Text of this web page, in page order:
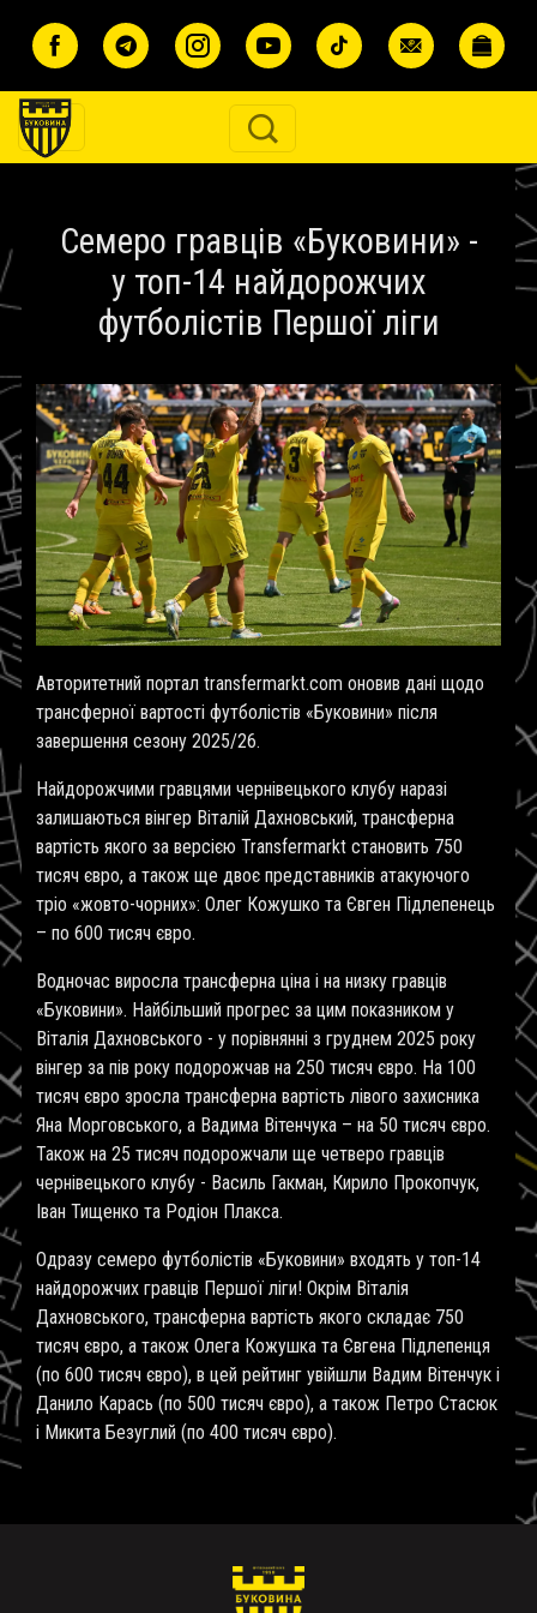
Семеро гравців «Буковини» -
у топ-14 найдорожчих
футболістів Першої ліги
Авторитетний портал transfermarkt.com оновив дані щодо
трансферної вартості футболістів «Буковини» після
завершення сезону 2025/26.
Найдорожчими гравцями чернівецького клубу наразі
залишаються вінгер Віталій Дахновський, трансферна
вартість якого за версією Transfermarkt становить 750
тисяч євро, а також ще двоє представників атакуючого
тріо «жовто-чорних»: Олег Кожушко та Євген Підлепенець
– по 600 тисяч євро.
Водночас виросла трансферна ціна і на низку гравців
«Буковини». Найбільший прогрес за цим показником у
Віталія Дахновського - у порівнянні з груднем 2025 року
вінгер за пів року подорожчав на 250 тисяч євро. На 100
тисяч євро зросла трансферна вартість лівого захисника
Яна Морговського, а Вадима Вітенчука – на 50 тисяч євро.
Також на 25 тисяч подорожчали ще четверо гравців
чернівецького клубу - Василь Гакман, Кирило Прокопчук,
Іван Тищенко та Родіон Плакса.
Одразу семеро футболістів «Буковини» входять у топ-14
найдорожчих гравців Першої ліги! Окрім Віталія
Дахновського, трансферна вартість якого складає 750
тисяч євро, а також Олега Кожушка та Євгена Підлепенця
(по 600 тисяч євро), в цей рейтинг увійшли Вадим Вітенчук і
Данило Карась (по 500 тисяч євро), а також Петро Стасюк
і Микита Безуглий (по 400 тисяч євро).